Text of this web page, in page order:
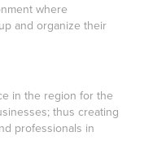
where
and organize their
in the region for the
thus creating
professionals in